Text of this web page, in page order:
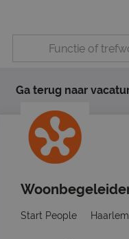
Ga terug naar
Start People Haarlem